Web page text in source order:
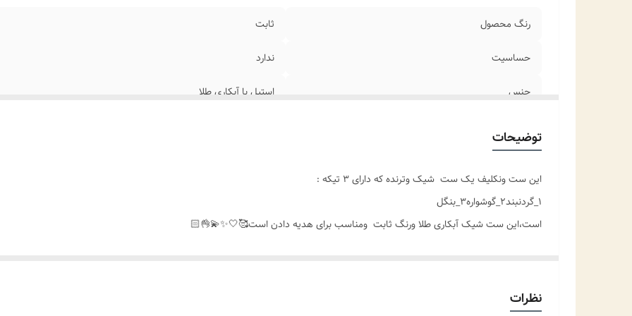
رنگ محصول ثابت
حساسیت ندارد
جنس استیل با آبکاری طلا
مناسب برای
موارد استفاده برای جشن،روزانه،مناسب هدیه دادن،استایل شیک وساده
توضیحات
این ست ونکلیف یک ست شیک وترنده که دارای ۳ تیکه :
۱_گردنبند۲_گوشواره۳_بنگل
است،این ست شیک آبکاری طلا ورنگ ثابت ومناسب برای هدیه دادن است🥰🤍✨️💫👌🏻
نظرات